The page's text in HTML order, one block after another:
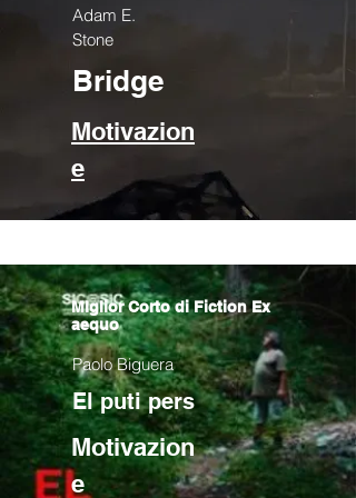
Adam E.
Stone
Bridge
Motivazion
e
MIglior Corto di Fiction Ex
aequo
Paolo Biguera
El puti pers
Motivazion
e